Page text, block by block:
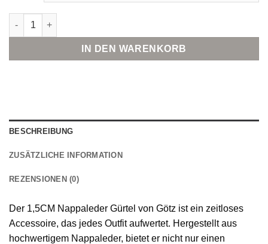
Götz 1,5CM Nappaleder Gürtel Menge
IN DEN WARENKORB
BESCHREIBUNG
ZUSÄTZLICHE INFORMATION
REZENSIONEN (0)
Der 1,5CM Nappaleder Gürtel von Götz ist ein zeitloses
Accessoire, das jedes Outfit aufwertet. Hergestellt aus
hochwertigem Nappaleder, bietet er nicht nur einen